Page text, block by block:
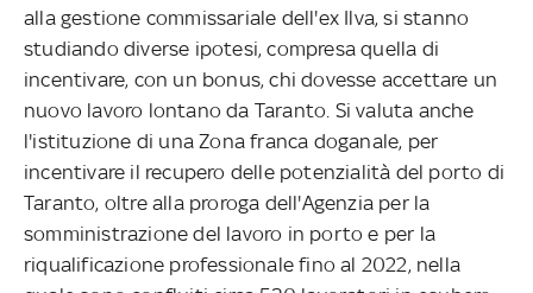
alla gestione commissariale dell'ex Ilva, si stanno
studiando diverse ipotesi, compresa quella di
incentivare, con un bonus, chi dovesse accettare un
nuovo lavoro lontano da Taranto. Si valuta anche
l'istituzione di una Zona franca doganale, per
incentivare il recupero delle potenzialità del porto di
Taranto, oltre alla proroga dell'Agenzia per la
somministrazione del lavoro in porto e per la
riqualificazione professionale fino al 2022, nella